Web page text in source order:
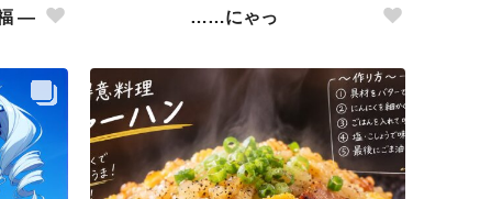
― ……にゃっ